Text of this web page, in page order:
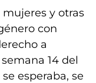
mujeres y otras
con
a
14 del
esperaba, se